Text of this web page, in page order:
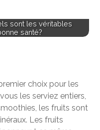
sont les véritables
santé?
choix pour les
les serviez entiers,
les fruits sont
Les fruits